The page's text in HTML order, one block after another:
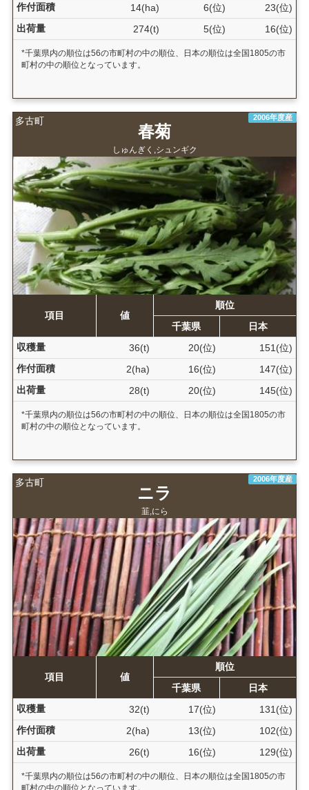
作付面積
14(ha) 6(位)
23(位)
出荷量
274(t) 5(位) 16(位)
*千葉県内の順位は56の市町村の中の順位、日本の順位は全国1805の市
町村の中の順位となっています。
多古町 2006年度産
春菊
しゅんぎく,シュンギク
項目 値
順位
千葉県
日本
収穫量
36(t) 20(位)
151(位)
作付面積
2(ha) 16(位)
147(位)
出荷量
28(t) 20(位) 145(位)
*千葉県内の順位は56の市町村の中の順位、日本の順位は全国1805の市
町村の中の順位となっています。
多古町 2006年度産
ニラ
韮,にら
項目 値
順位
千葉県
日本
収穫量
32(t) 17(位)
131(位)
作付面積
2(ha) 13(位)
102(位)
出荷量
26(t) 16(位) 129(位)
*千葉県内の順位は56の市町村の中の順位、日本の順位は全国1805の市
町村の中の順位となっています。